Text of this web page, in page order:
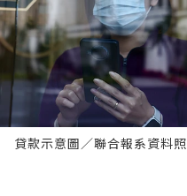
貸款示意圖／聯合報系資料照